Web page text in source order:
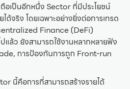
เป็นอีกหนึ่ง Sector ที่มีประโยชน์
ด้จริง โดยเฉพาะอย่างยิ่งต่อการเทรด
Finance (DeFi)
แล้ว ยังสามารถใช้งานหลากหลายฟัง
การป้องกันการถูก Front-run
นี้คือการที่สามารถสร้างรายได้